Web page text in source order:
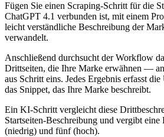
Fügen Sie einen Scraping-Schritt für die
ChatGPT 4.1 verbunden ist, mit einem
leicht verständliche Beschreibung der
verwandelt.
Anschließend durchsucht der Workflow
Drittseiten, die Ihre Marke erwähnen —
aus Schritt eins. Jedes Ergebnis erfasst
das Snippet, das Ihre Marke beschreibt.
Ein KI-Schritt vergleicht diese
Startseiten-Beschreibung und vergibt
(niedrig) und fünf (hoch).